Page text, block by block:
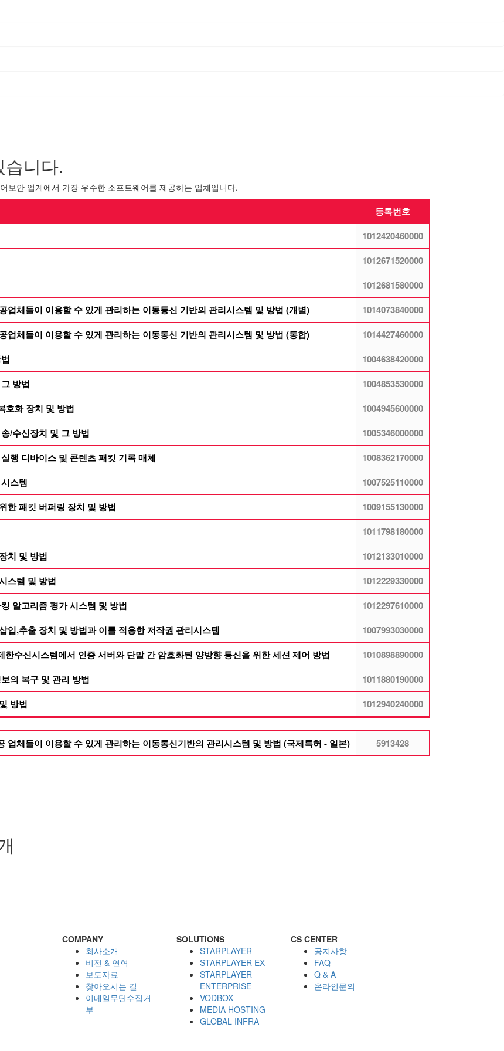
니다.
보안 업계에서 가장 우수한 소프트웨어를 제공하는 업체입니다.
등록번호
1012420460000
1012671520000
1012681580000
업체들이 이용할 수 있게 관리하는 이동통신 기반의 관리시스템 및 방법 (개별)
1014073840000
업체들이 이용할 수 있게 관리하는 이동통신 기반의 관리시스템 및 방법 (통합)
1014427460000
1004638420000
방법
1004853530000
호화 장치 및 방법
1004945600000
/수신장치 및 그 방법
1005346000000
행 디바이스 및 콘텐츠 패킷 기록 매체
1008362170000
스템
1007525110000
한 패킷 버퍼링 장치 및 방법
1009155130000
1011798180000
치 및 방법
1012133010000
스템 및 방법
1012229330000
알고리즘 평가 시스템 및 방법
1012297610000
입,추출 장치 및 방법과 이를 적용한 저작권 관리시스템
1007993030000
수신시스템에서 인증 서버와 단말 간 암호화된 양방향 통신을 위한 세션 제어 방법
1010898890000
의 복구 및 관리 방법
1011880190000
방법 1012940240000
업체들이 이용할 수 있게 관리하는 이동통신기반의 관리시스템 및 방법 (국제특허 - 일본) 5913428
COMPANY
회사소개
비전 & 연혁
보도자료
찾아오시는 길
이메일무단수집거
부
SOLUTIONS
STARPLAYER
STARPLAYER EX
STARPLAYER
ENTERPRISE
VODBOX
MEDIA HOSTING
GLOBAL INFRA
CS CENTER
공지사항
FAQ
Q & A
온라인문의